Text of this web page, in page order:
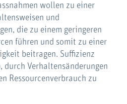
wollen zu einer
und
die zu einem geringeren
führen und somit zu einer
beitragen. Suffizienz
durch Verhaltensänderungen
Ressourcenverbrauch zu